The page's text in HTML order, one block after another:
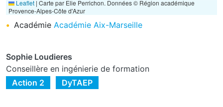
Leaflet | Carte par Elie Perrichon. Données © Région académique
Provence-Alpes-Côte d'Azur
Académie Académie Aix-Marseille
Sophie Loudieres
Conseillère en ingénierie de formation
Action 2
DyTAEP